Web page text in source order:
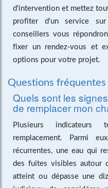
d'intervention et mettez
profiter d'un service
conseillers vous
fixer un rendez-vous et
options pour votre projet.
Questions fréquentes
Quels sont les
de remplacer mon
Plusieurs
remplacement. Parmi
récurrentes, une eau qui
des fuites visibles autour
atteint ou dépasse une